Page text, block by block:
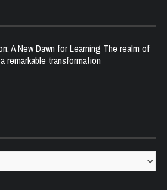
A New Dawn for Learning The realm of
remarkable transformation